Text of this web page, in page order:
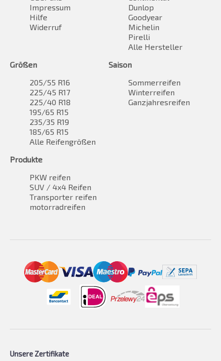
Impressum
Hilfe
Widerruf
Dunlop
Goodyear
Michelin
Pirelli
Alle Hersteller
Größen
205/55 R16
225/45 R17
225/40 R18
195/65 R15
235/35 R19
185/65 R15
Alle Reifengrößen
Saison
Sommerreifen
Winterreifen
Ganzjahresreifen
Produkte
PKW reifen
SUV / 4x4 Reifen
Transporter reifen
motorradreifen
Unsere Zertifikate